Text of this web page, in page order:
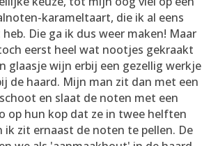
karameltaart, die ik al eens
Die ga ik dus weer maken! Maar
eerst heel wat nootjes gekraakt
glaasje wijn erbij een gezellig werkje
de haard. Mijn man zit dan met een
en slaat de noten met een
op hun kop dat ze in twee helften
ik zit ernaast de noten te pellen. De